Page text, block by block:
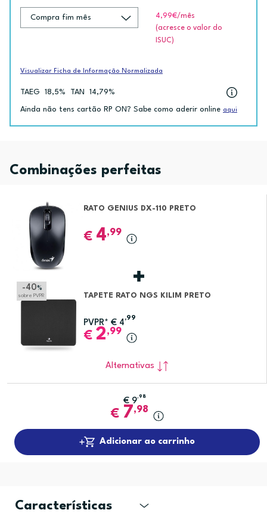
4,99€/mês
(acresce o valor do
ISUC)
Visualizar Ficha de Informação Normalizada
TAEG 18,5% TAN 14,79%
Ainda não tens cartão RP ON? Sabe como aderir online aqui
Combinações perfeitas
RATO GENIUS DX-110 PRETO
€ 4,99
-40 %
sobre PVPR TAPETE RATO NGS KILIM PRETO
PVPR* € 4
,99
€ 2,99
Alternativas
€ 9,98
€ 7,98
Adicionar ao carrinho
Características